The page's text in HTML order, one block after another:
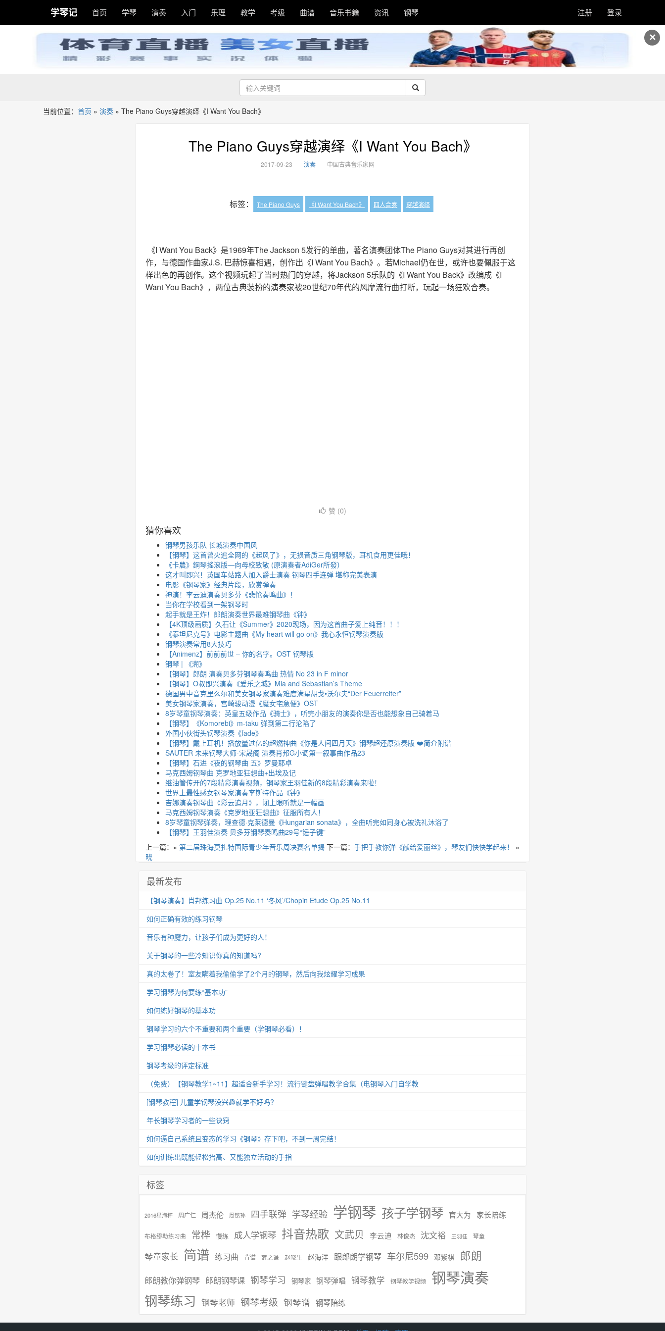
✕
学琴记 首页 学琴 演奏 入门 乐理 教学 考级 曲谱 音乐书籍 资讯 钢琴 注册 登录
当前位置： 首页 » 演奏 » The Piano Guys穿越演绎《I Want You Bach》
The Piano Guys穿越演绎《I Want You Bach》
2017-09-23 演奏 中国古典音乐家网
标签： The Piano Guys 《I Want You Bach》 四人合奏 穿越演绎
《I Want You Back》是1969年The Jackson 5发行的单曲，著名演奏团体The Piano Guys对其进行再创
作，与德国作曲家J.S. 巴赫惊喜相遇，创作出《I Want You Bach》。若Michael仍在世，或许也要佩服于这
样出色的再创作。这个视频玩起了当时热门的穿越，将Jackson 5乐队的《I Want You Back》改编成《I
Want You Bach》，两位古典装扮的演奏家被20世纪70年代的风靡流行曲打断，玩起一场狂欢合奏。
赞 (0)
猜你喜欢
钢琴男孩乐队 长城演奏中国风
【钢琴】这首曾火遍全网的《起风了》，无损音质三角钢琴版，耳机食用更佳哦！
《卡農》鋼琴搖滾版—向母校致敬 (原演奏者AdiGer所發）
这才叫即兴！英国车站路人加入爵士演奏 钢琴四手连弹 堪称完美表演
电影《钢琴家》经典片段，欣赏弹奏
神演！李云迪演奏贝多芬《悲怆奏鸣曲》！
当你在学校看到一架钢琴时
起手就是王炸！郎朗演奏世界最难钢琴曲《钟》
【4K顶级画质】久石让《Summer》2020现场，因为这首曲子爱上纯音！！！
《泰坦尼克号》电影主题曲《My heart will go on》我心永恒钢琴演奏版
钢琴演奏常用8大技巧
【Animenz】前前前世 – 你的名字。OST 钢琴版
钢琴 | 《溯》
【钢琴】郎朗 演奏贝多芬钢琴奏鸣曲 热情 No 23 in F minor
【钢琴】O叔即兴演奏《爱乐之城》Mia and Sebastian’s Theme
德国男中音克里么尔和美女钢琴家演奏难度满星胡戈•沃尔夫“Der Feuerreiter”
美女钢琴家演奏，宫崎骏动漫《魔女宅急便》OST
8岁琴童钢琴演奏：英皇五级作品《骑士》，听完小朋友的演奏你是否也能想象自己骑着马
【钢琴】《Komorebi》m-taku 弹到第二行沦陷了
外国小伙街头钢琴演奏《fade》
【钢琴】戴上耳机！播放量过亿的超燃神曲《你是人间四月天》钢琴超还原演奏版 ❤️简介附谱
SAUTER 未来钢琴大师-宋晟阁 演奏肖邦G小调第一叙事曲作品23
【钢琴】石进《夜的钢琴曲 五》罗曼耶卓
马克西姆钢琴曲 克罗地亚狂想曲+出埃及记
继油管传开的7段精彩演奏视频，钢琴家王羽佳新的8段精彩演奏来啦！
世界上最性感女钢琴家演奏李斯特作品《钟》
吉娜演奏钢琴曲《彩云追月》，闭上眼听就是一幅画
马克西姆钢琴演奏《克罗地亚狂想曲》征服所有人！
8岁琴童钢琴弹奏，理查德·克莱德曼《Hungarian sonata》，全曲听完如同身心被洗礼沐浴了
【钢琴】王羽佳演奏 贝多芬钢琴奏鸣曲29号“锤子键”
下一篇： 手把手教你弹《献给爱丽丝》，琴友们快快学起来！ »
上一篇：« 第二届珠海莫扎特国际青少年音乐周决赛名单揭
晓
最新发布
【钢琴演奏】肖邦练习曲 Op.25 No.11 ‘冬风’/Chopin Etude Op.25 No.11
如何正确有效的练习钢琴
音乐有种魔力，让孩子们成为更好的人！
关于钢琴的一些冷知识你真的知道吗?
真的太卷了！室友瞒着我偷偷学了2个月的钢琴，然后向我炫耀学习成果
学习钢琴为何要练“基本功”
如何练好钢琴的基本功
钢琴学习的六个不重要和两个重要（学钢琴必看）！
学习钢琴必读的十本书
钢琴考级的评定标准
（免费）【钢琴教学1~11】超适合新手学习！流行键盘弹唱教学合集（电钢琴入门自学教
[钢琴教程] 儿童学钢琴没兴趣就学不好吗?
年长钢琴学习者的一些诀窍
如何逼自己系统且变态的学习《钢琴》存下吧，不到一周完结！
如何训练出既能轻松抬高、又能独立活动的手指
标签
2016星海杯 周广仁 周杰伦 周铭孙 四手联弹 学琴经验 学钢琴 孩子学钢琴 官大为 家长陪练
布格缪勒练习曲 常桦 慢练 成人学钢琴 抖音热歌 文武贝 李云迪 林俊杰 沈文裕 王羽佳 琴童
琴童家长 简谱 练习曲 背谱 薛之谦 赵晓生 赵海洋 跟郎朗学钢琴 车尔尼599 邓紫棋 郎朗
郎朗教你弹钢琴 郎朗钢琴课 钢琴学习 钢琴家 钢琴弹唱 钢琴教学 钢琴教学视频 钢琴演奏
钢琴练习 钢琴老师 钢琴考级 钢琴谱 钢琴陪练